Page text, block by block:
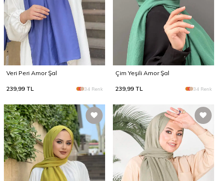
Veri Peri Amor Şal
239,99 TL 34 Renk
Çim Yeşili Amor Şal
239,99 TL 34 Renk